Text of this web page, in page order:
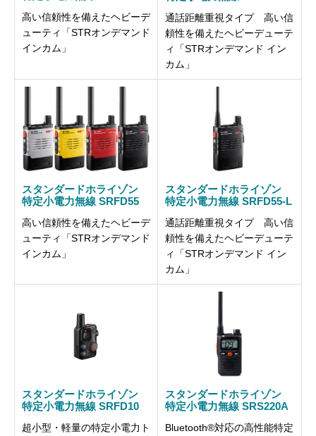
高い信頼性を備えたヘビーデ
ューティ「STRオンデマンド
インカム」
通話距離重視タイプ 高い信
頼性を備えたヘビーデューテ
ィ「STRオンデマンド イン
カム」
スタンダードホライゾン
特定小電力無線 SRFD55
高い信頼性を備えたヘビーデ
ューティ「STRオンデマンド
インカム」
スタンダードホライゾン
特定小電力無線 SRFD55-L
通話距離重視タイプ 高い信
頼性を備えたヘビーデューテ
ィ「STRオンデマンド イン
カム」
スタンダードホライゾン
特定小電力無線 SRFD10
超小型・軽量の特定小電力ト
スタンダードホライゾン
特定小電力無線 SRS220A
Bluetooth®対応の高性能特定